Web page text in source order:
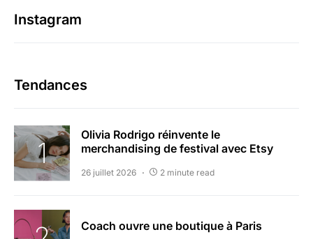
Instagram
Tendances
Olivia Rodrigo réinvente le
merchandising de festival avec Etsy
26 juillet 2026 2 minute read
Coach ouvre une boutique à Paris